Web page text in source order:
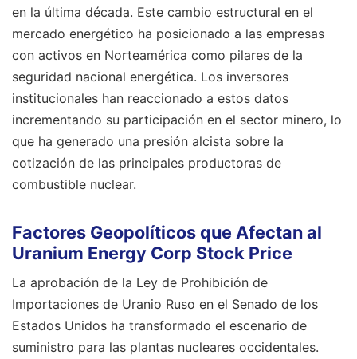
en la última década. Este cambio estructural en el
mercado energético ha posicionado a las empresas
con activos en Norteamérica como pilares de la
seguridad nacional energética. Los inversores
institucionales han reaccionado a estos datos
incrementando su participación en el sector minero, lo
que ha generado una presión alcista sobre la
cotización de las principales productoras de
combustible nuclear.
Factores Geopolíticos que Afectan al
Uranium Energy Corp Stock Price
La aprobación de la Ley de Prohibición de
Importaciones de Uranio Ruso en el Senado de los
Estados Unidos ha transformado el escenario de
suministro para las plantas nucleares occidentales.